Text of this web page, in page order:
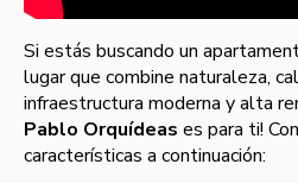
Si estás buscando un
lugar que combine naturaleza,
infraestructura moderna y alta
Pablo Orquídeas es para ti!
características a continuación: